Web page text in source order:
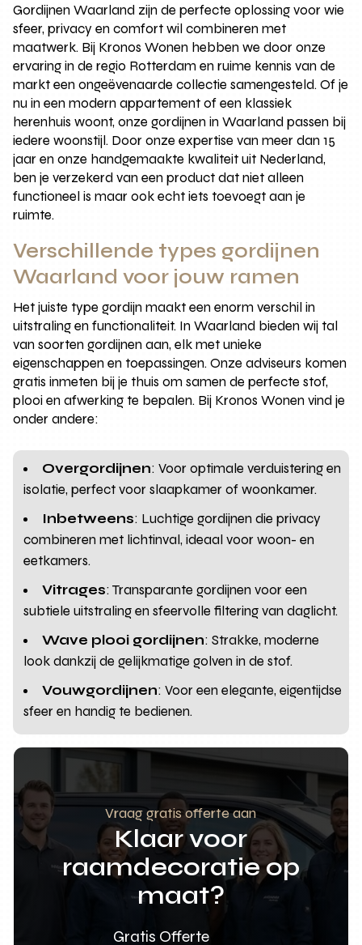
Gordijnen Waarland zijn de perfecte oplossing voor wie
sfeer, privacy en comfort wil combineren met
maatwerk. Bij Kronos Wonen hebben we door onze
ervaring in de regio Rotterdam en ruime kennis van de
markt een ongeëvenaarde collectie samengesteld. Of je
nu in een modern appartement of een klassiek
herenhuis woont, onze gordijnen in Waarland passen bij
iedere woonstijl. Door onze expertise van meer dan 15
jaar en onze handgemaakte kwaliteit uit Nederland,
ben je verzekerd van een product dat niet alleen
functioneel is maar ook echt iets toevoegt aan je
ruimte.
Verschillende types gordijnen
Waarland voor jouw ramen
Het juiste type gordijn maakt een enorm verschil in
uitstraling en functionaliteit. In Waarland bieden wij tal
van soorten gordijnen aan, elk met unieke
eigenschappen en toepassingen. Onze adviseurs komen
gratis inmeten bij je thuis om samen de perfecte stof,
plooi en afwerking te bepalen. Bij Kronos Wonen vind je
onder andere:
Overgordijnen: Voor optimale verduistering en
isolatie, perfect voor slaapkamer of woonkamer.
Inbetweens: Luchtige gordijnen die privacy
combineren met lichtinval, ideaal voor woon- en
eetkamers.
Vitrages: Transparante gordijnen voor een
subtiele uitstraling en sfeervolle filtering van daglicht.
Wave plooi gordijnen: Strakke, moderne
look dankzij de gelijkmatige golven in de stof.
Vouwgordijnen: Voor een elegante, eigentijdse
sfeer en handig te bedienen.
Vraag gratis offerte aan
Klaar voor
raamdecoratie op
maat?
Gratis Offerte